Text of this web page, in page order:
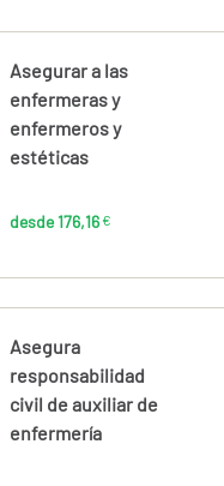
Calcúlalo ahora
Asegurar a las
enfermeras y
enfermeros y
estéticas
desde 176,16 €
Calcúlalo ahora
Asegura
responsabilidad
civil de auxiliar de
enfermería